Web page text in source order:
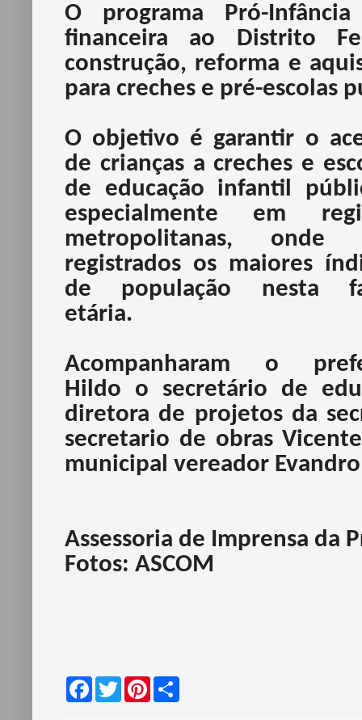
O programa Pró-
financeira ao Distrito
construção, reforma e
para creches e pré-escolas
O objetivo é garantir o
de crianças a creches e
de educação infantil
especialmente em
metropolitanas, onde
registrados os maiores
de população nesta
etária.
Acompanharam o
Hildo o secretário de
diretora de projetos da
secretario de obras
municipal vereador
Assessoria de Imprensa da
Fotos: ASCOM
F
T
w
P